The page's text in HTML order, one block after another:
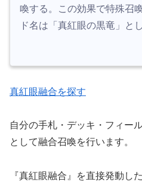
喚する。この効果で特殊召
ド名は「真紅眼の黒竜」と
真紅眼融合を探す
自分の手札・デッキ・フィー
として融合召喚を行います。
『真紅眼融合』を直接発動し